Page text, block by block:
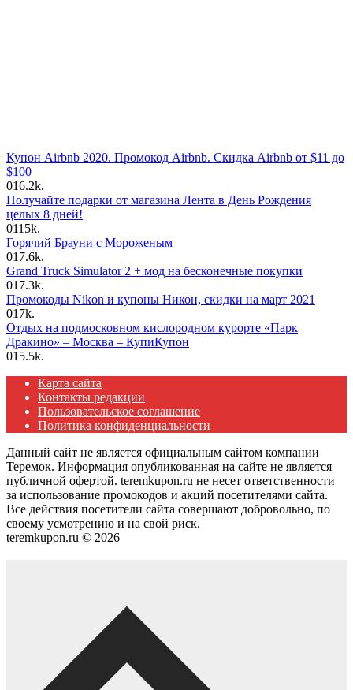
Купон Airbnb 2020. Промокод Airbnb. Скидка Airbnb от $11 до
$100
016.2k.
Получайте подарки от магазина Лента в День Рождения
целых 8 дней!
0115k.
Горячий Брауни с Мороженым
017.6k.
Grand Truck Simulator 2 + мод на бесконечные покупки
017.3k.
Промокоды Nikon и купоны Никон, скидки на март 2021
017k.
Отдых на подмосковном кислородном курорте «Парк
Дракино» – Москва – КупиКупон
015.5k.
Карта сайта
Контакты редакции
Пользовательское соглашение
Политика конфиденциальности
Данный сайт не является официальным сайтом компании
Теремок. Информация опубликованная на сайте не является
публичной офертой. teremkupon.ru не несет ответственности
за использование промокодов и акций посетителями сайта.
Все действия посетители сайта совершают добровольно, по
своему усмотрению и на свой риск.
teremkupon.ru © 2026